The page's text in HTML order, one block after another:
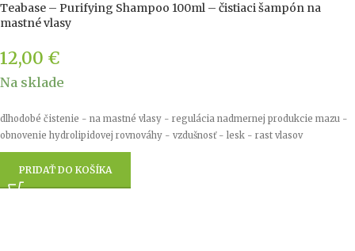
Teabase – Purifying Shampoo 100ml – čistiaci šampón na
mastné vlasy
12,00 €
Na sklade
dlhodobé čistenie - na mastné vlasy - regulácia nadmernej produkcie mazu -
obnovenie hydrolipidovej rovnováhy - vzdušnosť - lesk - rast vlasov
PRIDAŤ DO KOŠÍKA